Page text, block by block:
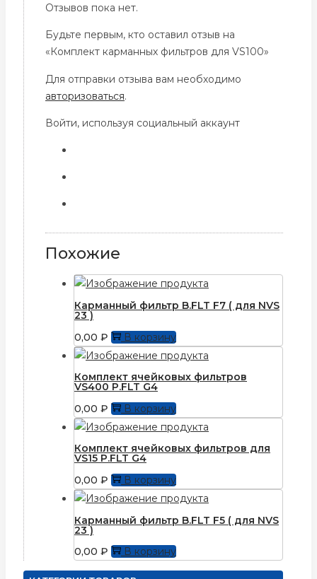
Отзывов пока нет.
Будьте первым, кто оставил отзыв на
«Комплект карманных фильтров для VS100»
Для отправки отзыва вам необходимо
авторизоваться.
Войти, используя социальный аккаунт
Похожие
Карманный фильтр B.FLT F7 ( для NVS
23 )
0,00 ₽ В корзину
Комплект ячейковых фильтров
VS400 P.FLT G4
0,00 ₽ В корзину
Комплект ячейковых фильтров для
VS15 P.FLT G4
0,00 ₽ В корзину
Карманный фильтр B.FLT F5 ( для NVS
23 )
0,00 ₽ В корзину